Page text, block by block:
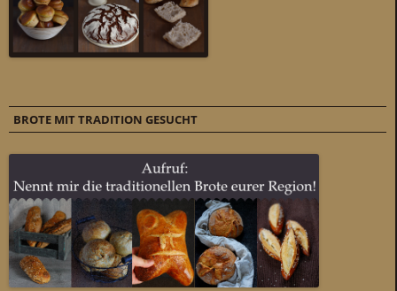
BROTE MIT TRADITION GESUCHT